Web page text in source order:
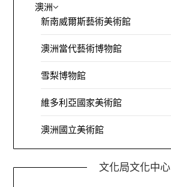
澳洲
新南威爾斯藝術美術館
澳洲當代藝術博物館
雪梨博物館
維多利亞國家美術館
澳洲國立美術館
文化局文化中心